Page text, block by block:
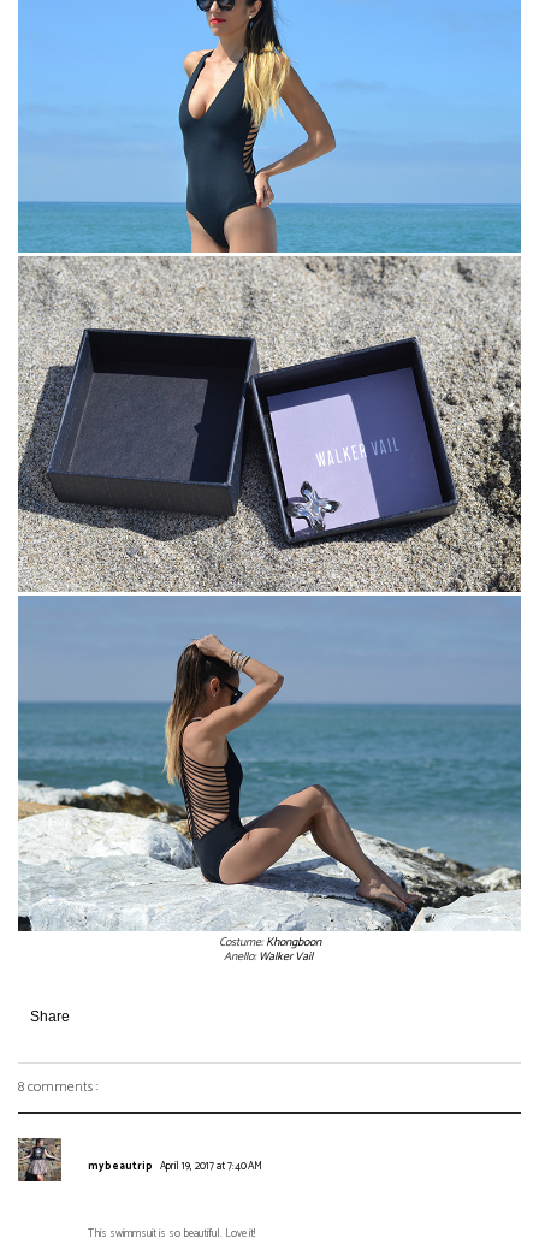
Costume:Khongboon
Anello:Walker Vail
Share
8 comments :
mybeautrip April 19, 2017 at 7:40 AM
This swimmsuit is so beautiful. Love it!